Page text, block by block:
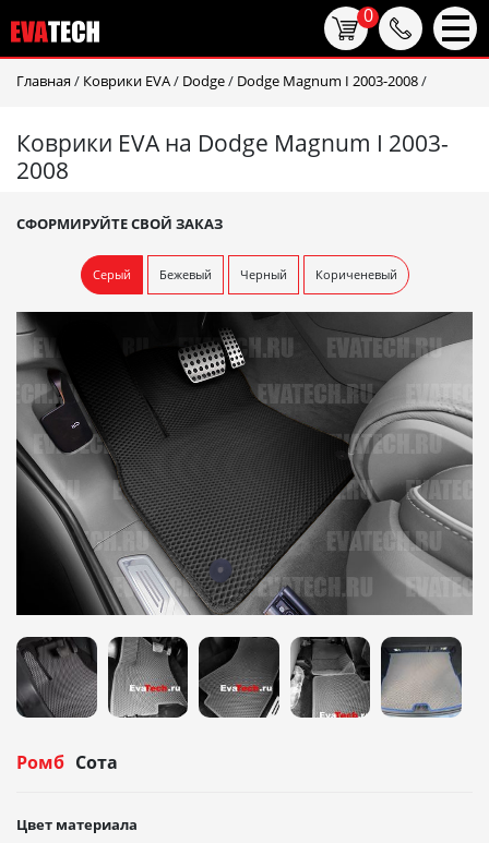
Главная / Коврики EVA/ Dodge/ Dodge Magnum I 2003-2008/
Коврики EVA на Dodge Magnum I 2003-
2008
СФОРМИРУЙТЕ СВОЙ ЗАКАЗ
Серый Бежевый Черный Кориченевый
Ромб Сота
Цвет материала
0